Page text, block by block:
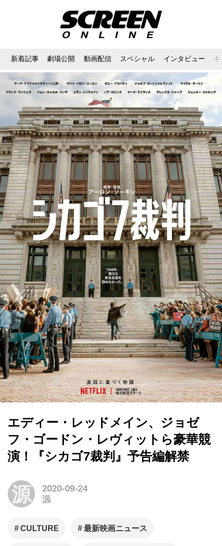
新着記事 劇場公開 動画配信 スペシャル インタビュー
エディー・レッドメイン、ジョゼ
フ・ゴードン・レヴィットら豪華競
演！『シカゴ7裁判』予告編解禁
源
2020-09-24
源
CULTURE 最新映画ニュース